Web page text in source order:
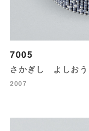
7005
さかぎし よしおう
2007